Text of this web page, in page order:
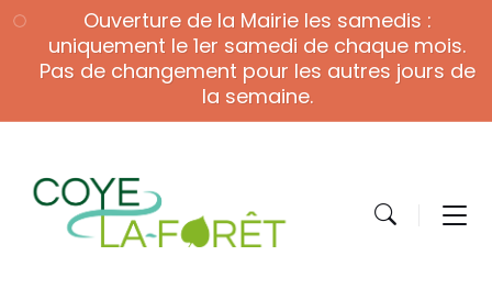
to
content
to
navigation
to
footer
Ouverture de la Mairie les samedis :
uniquement le 1er samedi de chaque mois.
Pas de changement pour les autres jours de
la semaine.